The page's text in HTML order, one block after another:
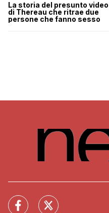
La storia del presunto video
di Thereau che ritrae due
persone che fanno sesso